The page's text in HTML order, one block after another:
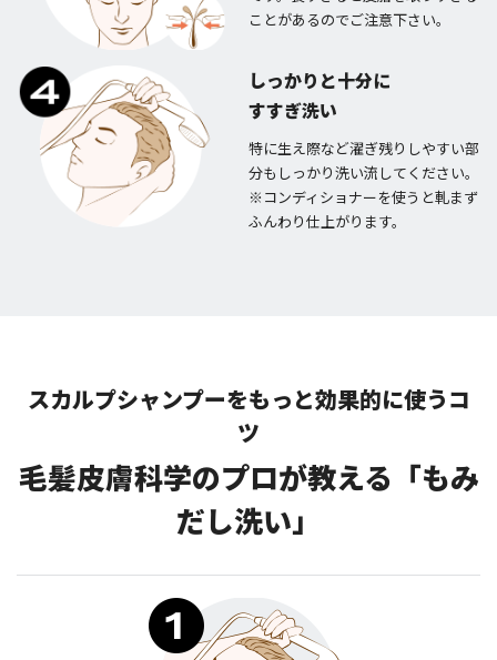
ことがあるのでご注意下さい。
しっかりと十分に
すすぎ洗い
特に生え際など濯ぎ残りしやすい部
分もしっかり洗い流してください。
※コンディショナーを使うと軋まず
ふんわり仕上がります。
スカルプシャンプーをもっと効果的に使うコ
ツ
毛髪皮膚科学のプロが教える「もみ
だし洗い」